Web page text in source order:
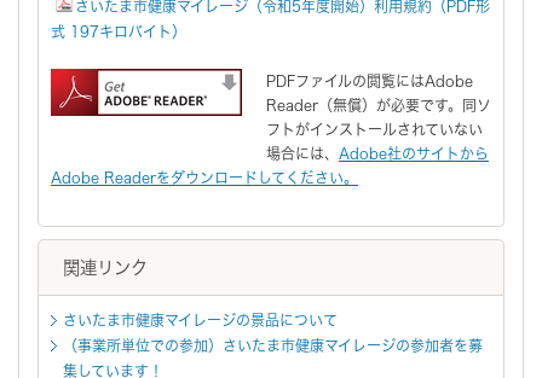
さいたま市健康マイレージ（令和5年度開始）利用規約（PDF形
式 197キロバイト）
PDFファイルの閲覧にはAdobe
Reader（無償）が必要です。同ソ
フトがインストールされていない
場合には、 Adobe社のサイトから
Adobe Readerをダウンロードしてください。
関連リンク
さいたま市健康マイレージの景品について
（事業所単位での参加）さいたま市健康マイレージの参加者を募
集しています！